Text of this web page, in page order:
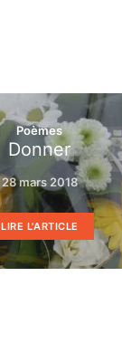
Poèmes
Donner
28 mars 2018
LIRE L'ARTICLE